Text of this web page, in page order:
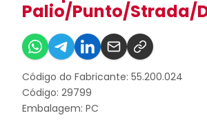
Palio/Punto/Strada/
Código do Fabricante: 55.200.024
Código: 29799
Embalagem: PC